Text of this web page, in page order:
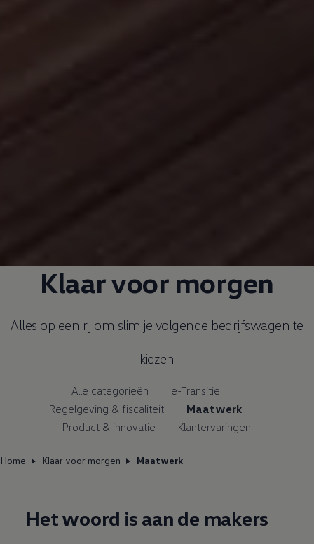
Klaar voor morgen
Alles op een rij om slim je volgende bedrijfswagen te
kiezen
Alle categorieën
e-Transitie
Regelgeving & fiscaliteit
Maatwerk
Product & innovatie
Klantervaringen
Home Klaar voor morgen Maatwerk
Het woord is aan de makers